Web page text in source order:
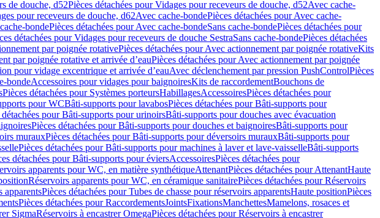
de douche, d52Pièces détachées pour Vidages pour receveurs de douche, d52Avec cache-
pour receveurs de douche, d62Avec cache-bondePièces détachées pour Avec cache-
bondePièces détachées pour Avec cache-bondeSans cache-bondePièces détachées pour
détachées pour Vidages pour receveurs de douche SestraSans cache-bondePièces détachées
par poignée rotativePièces détachées pour Avec actionnement par poignée rotativeKits
par poignée rotative et arrivée d’eauPièces détachées pour Avec actionnement par poignée
pour vidage excentrique et arrivée d’eauAvec déclenchement par pression PushControlPièces
bondeAccessoires pour vidages pour baignoiresKits de raccordementBouchons de
Pièces détachées pour Systèmes porteursHabillagesAccessoiresPièces détachées pour
pour WCBâti-supports pour lavabosPièces détachées pour Bâti-supports pour
détachées pour Bâti-supports pour urinoirsBâti-supports pour douches avec évacuation
Pièces détachées pour Bâti-supports pour douches et baignoiresBâti-supports pour
murauxPièces détachées pour Bâti-supports pour déversoirs murauxBâti-supports pour
Pièces détachées pour Bâti-supports pour machines à laver et lave-vaisselleBâti-supports
détachées pour Bâti-supports pour éviersAccessoiresPièces détachées pour
apparents pour WC, en matière synthétiqueAttenantPièces détachées pour AttenantHaute
Réservoirs apparents pour WC, en céramique sanitairePièces détachées pour Réservoirs
apparentsPièces détachées pour Tubes de chasse pour réservoirs apparentsHaute positionPièces
Pièces détachées pour RaccordementsJointsFixationsManchettesMamelons, rosaces et
SigmaRéservoirs à encastrer OmegaPièces détachées pour Réservoirs à encastrer